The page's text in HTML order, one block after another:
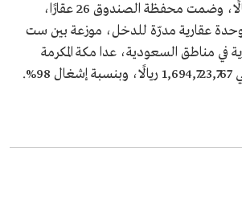
نحو 1,694,723,767 ريالًا، وضمت محفظة الصندوق 26 عقارًا،
107,507,035 وحدة عقارية مدرّة للدخل، موزعة بين ست
في مناطق السعودية، عدا مكة المكرمة